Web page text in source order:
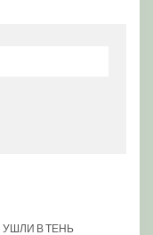
В ТЕНЬ